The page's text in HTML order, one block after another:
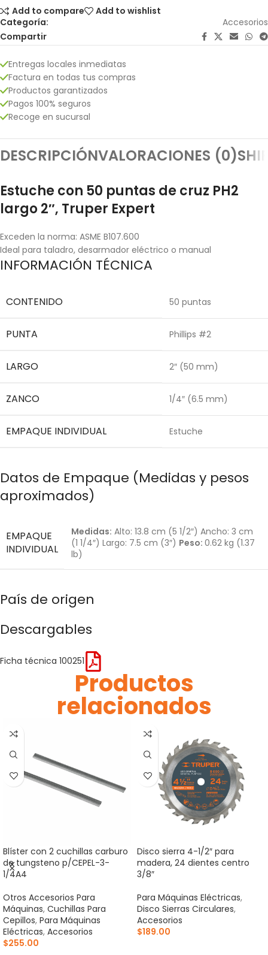
Add to compare
Add to wishlist
Categoría:
Accesorios
Compartir
Entregas locales inmediatas
Factura en todas tus compras
Productos garantizados
Pagos 100% seguros
Recoge en sucursal
DESCRIPCIÓNVALORACIONES (0)
Estuche con 50 puntas de cruz PH2
largo 2″, Truper Expert
Exceden la norma: ASME B107.600
Ideal para taladro, desarmador eléctrico o manual
INFORMACIÓN TÉCNICA
CONTENIDO 50 puntas
PUNTA Phillips #2
LARGO 2″ (50 mm)
ZANCO 1/4″ (6.5 mm)
EMPAQUE INDIVIDUAL Estuche
Datos de Empaque (Medidas y pesos
aproximados)
EMPAQUE
INDIVIDUAL
Medidas: Alto: 13.8 cm (5 1/2″) Ancho: 3 cm
(1 1/4″) Largo: 7.5 cm (3″) Peso: 0.62 kg (1.37
lb)
País de origen
Descargables
Ficha técnica 100251
Productos
relacionados
Blíster con 2 cuchillas carburo
de tungsteno p/CEPEL-3-
1/4A4
Otros Accesorios Para
Máquinas, Cuchillas Para
Cepillos, Para Máquinas
Eléctricas, Accesorios
$255.00
Disco sierra 4-1/2″ para
madera, 24 dientes centro
3/8″
Para Máquinas Eléctricas,
Disco Sierras Circulares,
Accesorios
$189.00